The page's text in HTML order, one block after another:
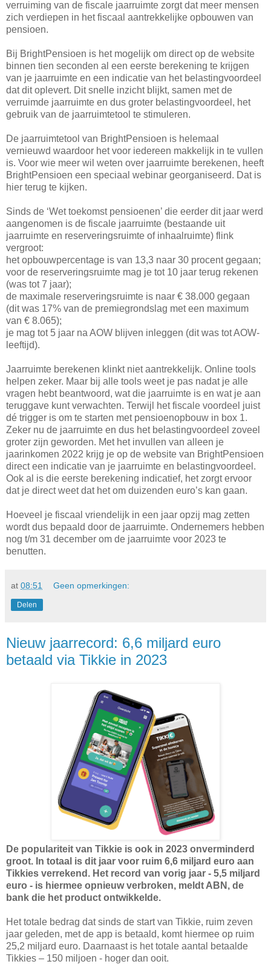
verruiming van de fiscale jaarruimte zorgt dat meer mensen
zich verdiepen in het fiscaal aantrekkelijke opbouwen van
pensioen.
Bij BrightPensioen is het mogelijk om direct op de website
binnen tien seconden al een eerste berekening te krijgen
van je jaarruimte en een indicatie van het belastingvoordeel
dat dit oplevert. Dit snelle inzicht blijkt, samen met de
verruimde jaarruimte en dus groter belastingvoordeel, het
gebruik van de jaarruimtetool te stimuleren.
De jaarruimtetool van BrightPensioen is helemaal
vernieuwd waardoor het voor iedereen makkelijk in te vullen
is. Voor wie meer wil weten over jaarruimte berekenen, heeft
BrightPensioen een speciaal webinar georganiseerd. Dat is
hier terug te kijken.
Sinds de ‘Wet toekomst pensioenen’ die eerder dit jaar werd
aangenomen is de fiscale jaarruimte (bestaande uit
jaarruimte en reserveringsruimte of inhaalruimte) flink
vergroot:
het opbouwpercentage is van 13,3 naar 30 procent gegaan;
voor de reserveringsruimte mag je tot 10 jaar terug rekenen
(was tot 7 jaar);
de maximale reserveringsruimte is naar € 38.000 gegaan
(dit was 17% van de premiegrondslag met een maximum
van € 8.065);
je mag tot 5 jaar na AOW blijven inleggen (dit was tot AOW-
leeftijd).
Jaarruimte berekenen klinkt niet aantrekkelijk. Online tools
helpen zeker. Maar bij alle tools weet je pas nadat je alle
vragen hebt beantwoord, wat die jaarruimte is en wat je aan
teruggave kunt verwachten. Terwijl het fiscale voordeel juist
dé trigger is om te starten met pensioenopbouw in box 1.
Zeker nu de jaarruimte en dus het belastingvoordeel zoveel
groter zijn geworden. Met het invullen van alleen je
jaarinkomen 2022 krijg je op de website van BrightPensioen
direct een indicatie van je jaarruimte en belastingvoordeel.
Ook al is die eerste berekening indicatief, het zorgt ervoor
dat je direct weet dat het om duizenden euro’s kan gaan.
Hoeveel je fiscaal vriendelijk in een jaar opzij mag zetten
wordt dus bepaald door de jaarruimte. Ondernemers hebben
nog t/m 31 december om de jaarruimte voor 2023 te
benutten.
at 08:51 Geen opmerkingen:
Delen
Nieuw jaarrecord: 6,6 miljard euro
betaald via Tikkie in 2023
De populariteit van Tikkie is ook in 2023 onverminderd
groot. In totaal is dit jaar voor ruim 6,6 miljard euro aan
Tikkies verrekend. Het record van vorig jaar - 5,5 miljard
euro - is hiermee opnieuw verbroken, meldt ABN, de
bank die het product ontwikkelde.
Het totale bedrag dat sinds de start van Tikkie, ruim zeven
jaar geleden, met de app is betaald, komt hiermee op ruim
25,2 miljard euro. Daarnaast is het totale aantal betaalde
Tikkies – 150 miljoen - hoger dan ooit.